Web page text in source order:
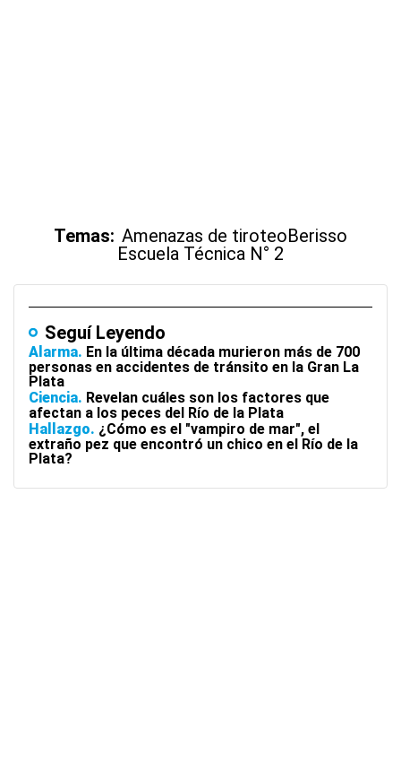
Temas: Amenazas de tiroteoBerisso
Escuela Técnica N° 2
Seguí Leyendo
Alarma En la última década murieron más de 700
personas en accidentes de tránsito en la Gran La
Plata
Ciencia Revelan cuáles son los factores que
afectan a los peces del Río de la Plata
Hallazgo ¿Cómo es el "vampiro de mar", el
extraño pez que encontró un chico en el Río de la
Plata?